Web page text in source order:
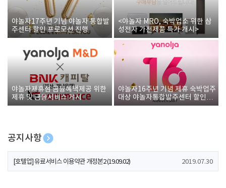
야놀자17주년 기념 야놀자 통합발
주센터 할인 프로모션 진행
<야놀자 MRO, 숙박업소 위한 삼
성전자 가전제품 특가 개시>
야놀자제휴점 금융혜택제공 위한
제휴 및 금융서비스 게시
야놀자16주년 기념 제휴 숙박업주
대상 야놀자통합발주센터 할인쿠
폰 증정
공지사항
[호텔업] 개인정보 처리방침 개정본1 (19.09.02)
[호텔업] 유료서비스 이용약관 개정본2 (19.09.02) 2019.07.30